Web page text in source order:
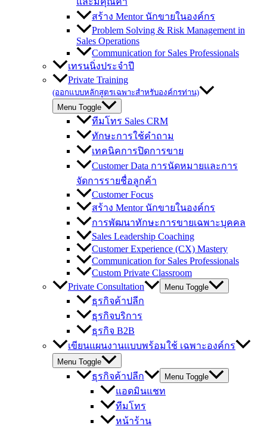
สร้าง Mentor นักขายในองค์กร
Problem Solving & Risk Management in
Sales Operations
Communication for Sales Professionals
เทรนนิ่งประจำปี
Private Training
(ออกแบบหลักสูตรเฉพาะสำหรับองค์กรท่าน)
Menu Toggle
ทีมโทร Sales CRM
ทักษะการใช้คำถาม
เทคนิคการปิดการขาย
Customer Data การนัดหมายและการ
จัดการรายชื่อลูกค้า
Customer Focus
สร้าง Mentor นักขายในองค์กร
การพัฒนาทักษะการขายเฉพาะบุคคล
Sales Leadership Coaching
Customer Experience (CX) Mastery
Communication for Sales Professionals
Custom Private Classroom
Private Consultation
Menu Toggle
ธุรกิจค้าปลีก
ธุรกิจบริการ
ธุรกิจ B2B
เขียนแผนงานแบบพร้อมใช้ เฉพาะองค์กร
Menu Toggle
ธุรกิจค้าปลีก Menu Toggle
แอดมินแชท
ทีมโทร
หน้าร้าน